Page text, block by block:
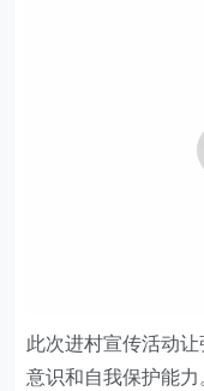
此次进村宣传活动
意识和自我保护能